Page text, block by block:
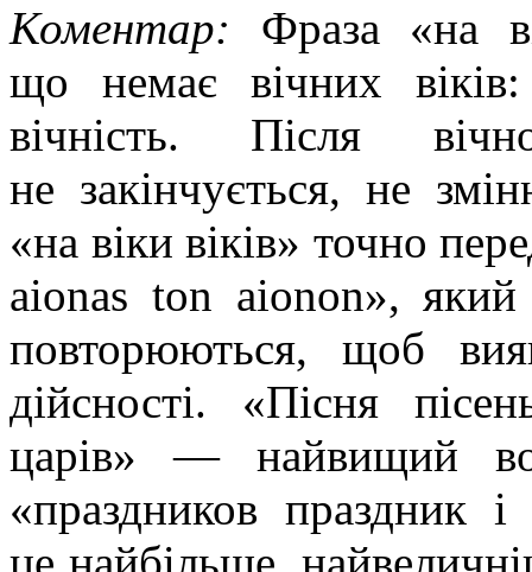
Коментар: Фраза «на
що немає вічних
вічність. Після
не закінчується, не
«на віки віків» точно
aionas ton aionon»,
повторюються, щоб
дійсності. «Пісня
царів» — найвищий
«праздников праздник
це найбільше,